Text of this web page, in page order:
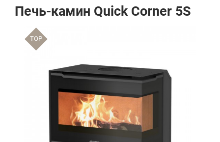
Печь-камин Quick Corner 5S
TOP